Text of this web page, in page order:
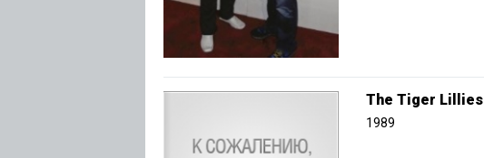
The Tiger Lillies
1989